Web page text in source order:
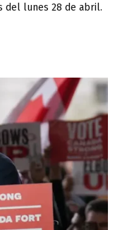
del lunes 28 de abril.